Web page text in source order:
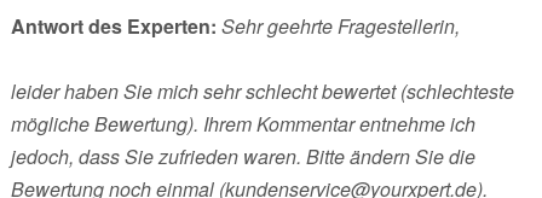
Antwort des Experten: Sehr geehrte Fragestellerin,
leider haben Sie mich sehr schlecht bewertet (schlechteste
mögliche Bewertung). Ihrem Kommentar entnehme ich
jedoch, dass Sie zufrieden waren. Bitte ändern Sie die
Bewertung noch einmal (kundenservice@yourxpert.de).